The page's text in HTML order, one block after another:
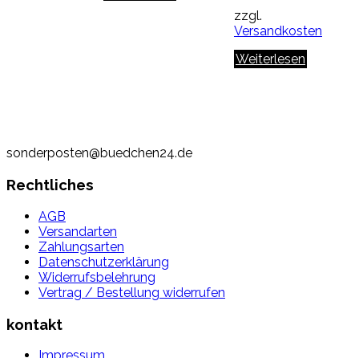
zzgl.
Versandkosten
Weiterlesen
sonderposten@buedchen24.de
Rechtliches
AGB
Versandarten
Zahlungsarten
Datenschutzerklärung
Widerrufsbelehrung
Vertrag / Bestellung widerrufen
kontakt